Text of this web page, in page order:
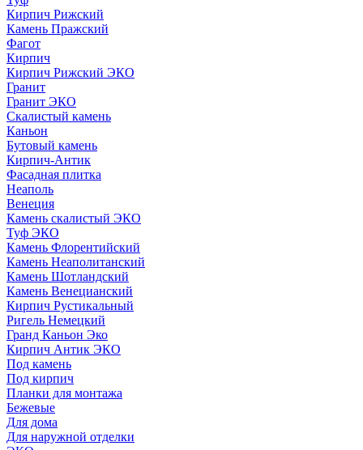
Кирпич Рижский
Камень Пражский
Фагот
Кирпич
Кирпич Рижский ЭКО
Гранит
Гранит ЭКО
Скалистый камень
Каньон
Бутовый камень
Кирпич-Антик
Фасадная плитка
Неаполь
Венеция
Камень скалистый ЭКО
Туф ЭКО
Камень Флорентийский
Камень Неаполитанский
Камень Шотландский
Камень Венецианский
Кирпич Рустикальный
Ригель Немецкий
Гранд Каньон Эко
Кирпич Антик ЭКО
Под камень
Под кирпич
Планки для монтажа
Бежевые
Для дома
Для наружной отделки